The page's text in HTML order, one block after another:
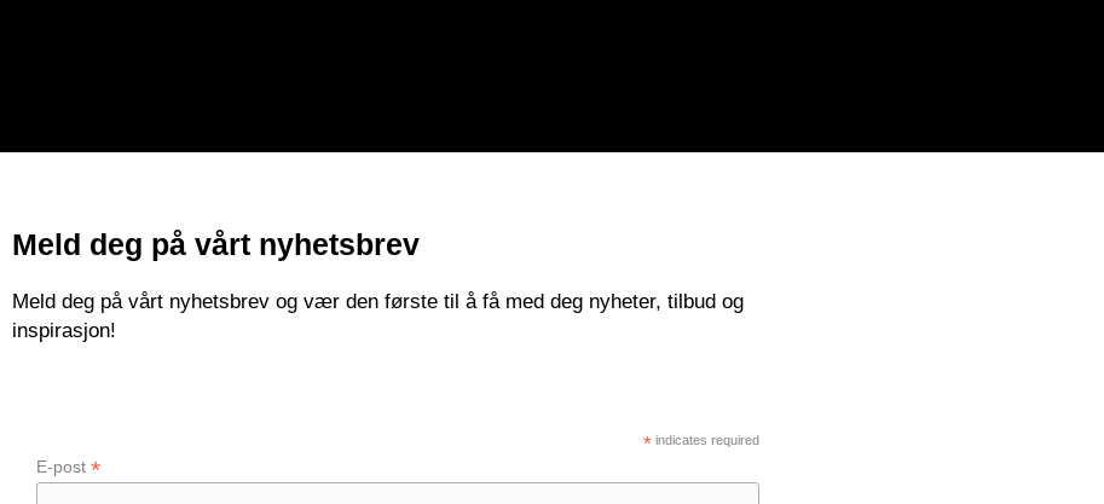
Meld deg på vårt nyhetsbrev
Meld deg på vårt nyhetsbrev og vær den første til å få med deg nyheter, tilbud og
inspirasjon!
* indicates required
E-post *